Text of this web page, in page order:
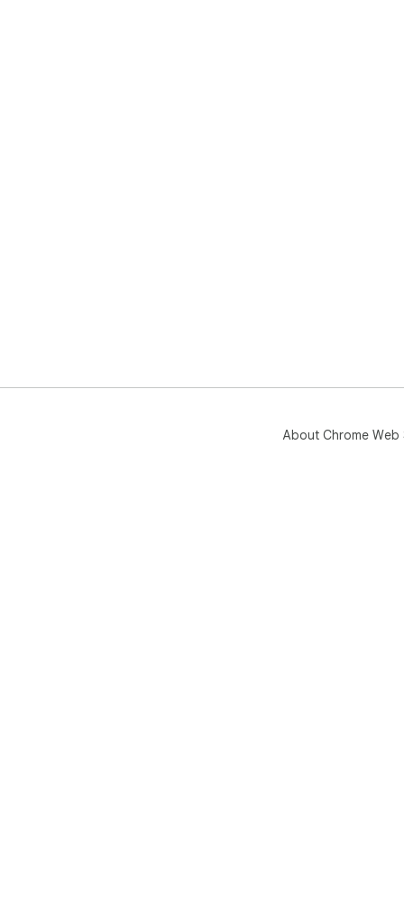
About Chrome Web